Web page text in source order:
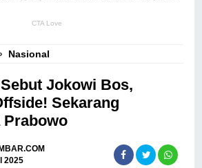
› Nasional
Jokowi Bos,
Sekarang
Prabowo
2025